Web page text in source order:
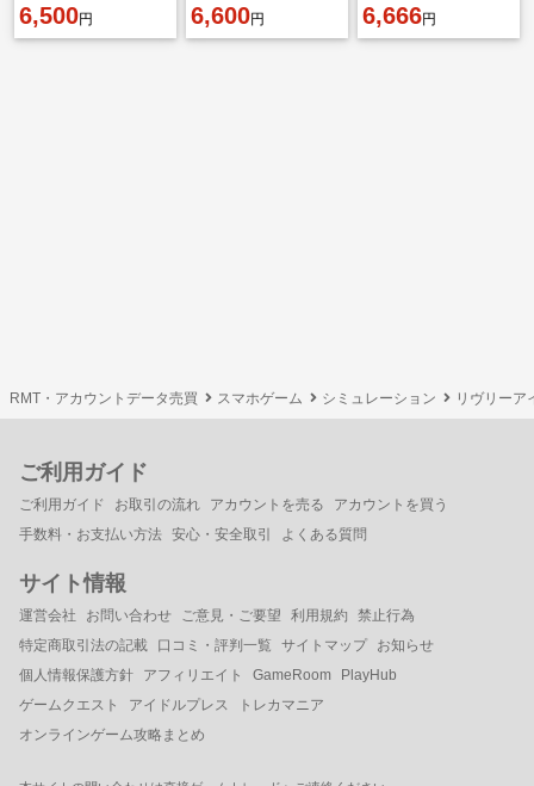
6,500円
った秋の夜空
6,600円
¥100〜300
6,666円
RMT・アカウントデータ売買 スマホゲーム シミュレーション リヴリーア
ご利用ガイド
ご利用ガイド お取引の流れ アカウントを売る
アカウントを買う
手数料・お支払い方法 安心・安全取引 よくある質問
サイト情報
運営会社 お問い合わせ ご意見・ご要望 利用規約
禁止行為
特定商取引法の記載
口コミ・評判一覧 サイトマップ
お知らせ
個人情報保護方針
アフィリエイト GameRoom
PlayHub
ゲームクエスト
アイドルプレス
トレカマニア
オンラインゲーム攻略まとめ